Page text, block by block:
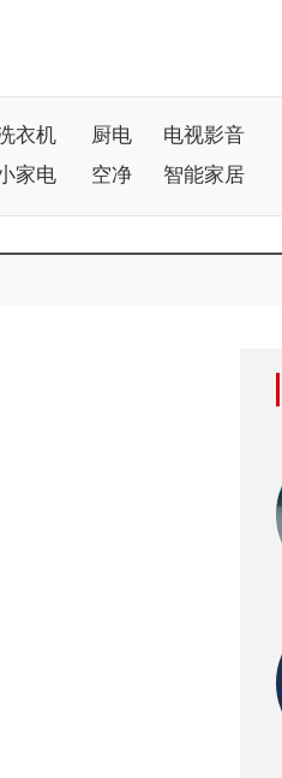
衣机 厨电 电视影音
家电 空净 智能家居